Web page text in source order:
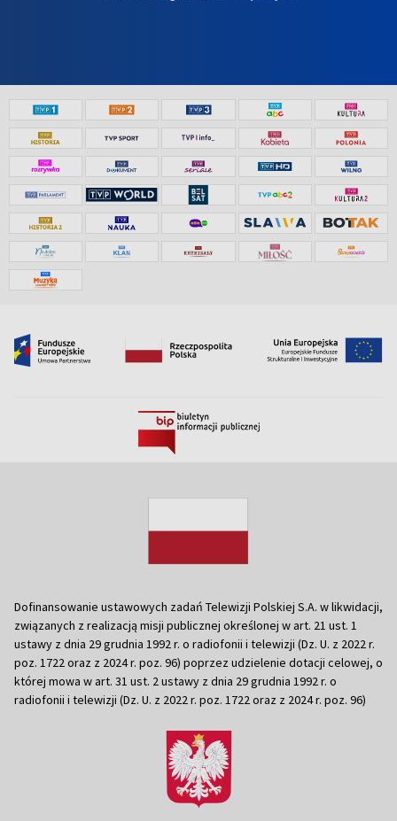
Dofinansowanie ustawowych zadań Telewizji Polskiej S.A. w likwidacji,
związanych z realizacją misji publicznej określonej w art. 21 ust. 1
ustawy z dnia 29 grudnia 1992 r. o radiofonii i telewizji (Dz. U. z 2022 r.
poz. 1722 oraz z 2024 r. poz. 96) poprzez udzielenie dotacji celowej, o
której mowa w art. 31 ust. 2 ustawy z dnia 29 grudnia 1992 r. o
radiofonii i telewizji (Dz. U. z 2022 r. poz. 1722 oraz z 2024 r. poz. 96)